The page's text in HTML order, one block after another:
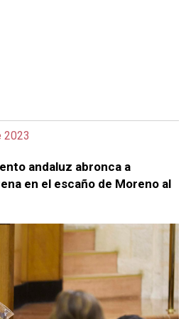
2023
andaluz abronca a
en el escaño de Moreno al